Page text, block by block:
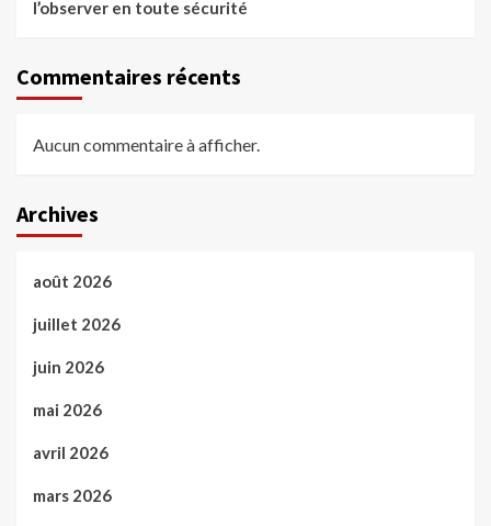
l’observer en toute sécurité
Commentaires récents
Aucun commentaire à afficher.
Archives
août 2026
juillet 2026
juin 2026
mai 2026
avril 2026
mars 2026